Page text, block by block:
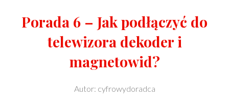
Porada 6 – Jak podłączyć do
telewizora dekoder i
magnetowid?
Autor: cyfrowydoradca